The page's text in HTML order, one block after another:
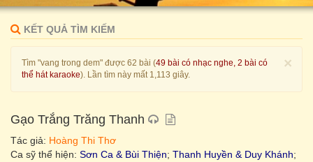
KẾT QUẢ TÌM KIẾM
×
Tìm "vang trong dem" được 62 bài (49 bài có nhạc nghe, 2 bài có
thể hát karaoke). Lần tìm này mất 1,113 giây.
Gạo Trắng Trăng Thanh
Tác giả: Hoàng Thi Thơ
Ca sỹ thể hiện: Sơn Ca & Bùi Thiện; Thanh Huyền & Duy Khánh;